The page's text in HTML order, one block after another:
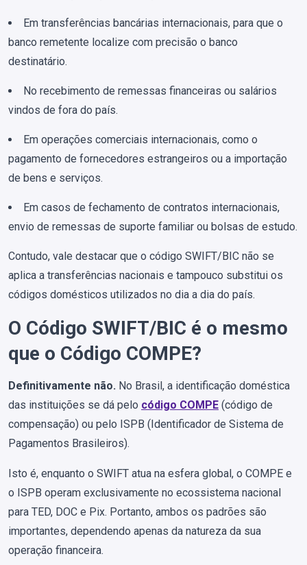
Em transferências bancárias internacionais, para que o
banco remetente localize com precisão o banco
destinatário.
No recebimento de remessas financeiras ou salários
vindos de fora do país.
Em operações comerciais internacionais, como o
pagamento de fornecedores estrangeiros ou a importação
de bens e serviços.
Em casos de fechamento de contratos internacionais,
envio de remessas de suporte familiar ou bolsas de estudo.
Contudo, vale destacar que o código SWIFT/BIC não se
aplica a transferências nacionais e tampouco substitui os
códigos domésticos utilizados no dia a dia do país.
O Código SWIFT/BIC é o mesmo
que o Código COMPE?
Definitivamente não. No Brasil, a identificação doméstica
das instituições se dá pelo código COMPE (código de
compensação) ou pelo ISPB (Identificador de Sistema de
Pagamentos Brasileiros).
Isto é, enquanto o SWIFT atua na esfera global, o COMPE e
o ISPB operam exclusivamente no ecossistema nacional
para TED, DOC e Pix. Portanto, ambos os padrões são
importantes, dependendo apenas da natureza da sua
operação financeira.